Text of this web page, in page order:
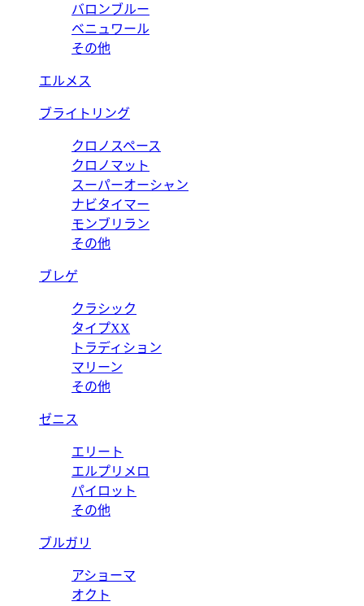
バロンブルー
ベニュワール
その他
エルメス
ブライトリング
クロノスペース
クロノマット
スーパーオーシャン
ナビタイマー
モンブリラン
その他
ブレゲ
クラシック
タイプXX
トラディション
マリーン
その他
ゼニス
エリート
エルプリメロ
パイロット
その他
ブルガリ
アショーマ
オクト